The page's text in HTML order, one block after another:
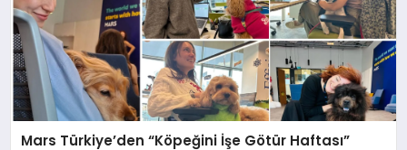
Mars Türkiye’den “Köpeğini İşe Götür Haftası”